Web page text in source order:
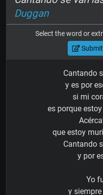
Duggan
Select the word or
Cantando
y es por
si mi
es porque
que estoy
Cantando
y por
Yo
y